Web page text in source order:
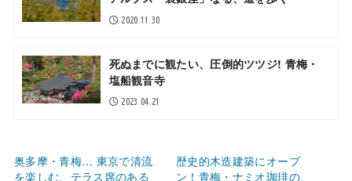
2020.11.30
死ぬまでに観たい、圧倒的ツツジ! 青梅・
塩船観音寺
2023.04.21
奥多摩・青梅… 東京で清流
を楽しむ、テラス席のある
歴史的木造建築にオープ
ン！青梅・ナミオ珈琲の、